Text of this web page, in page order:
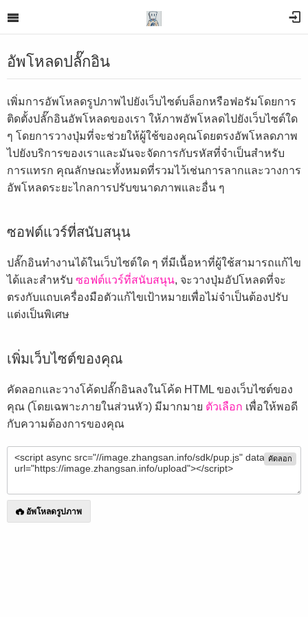
อัพโหลดปลั๊กอิน
เพิ่มการอัพโหลดรูปภาพไปยังเว็บไซต์บล็อกหรือฟอรัมโดยการ
ติดตั้งปลั๊กอินอัพโหลดของเรา ให้ภาพอัพโหลดไปยังเว็บไซต์ใด
ๆ โดยการวางปุ่มที่จะช่วยให้ผู้ใช้ของคุณโดยตรงอัพโหลดภาพ
ไปยังบริการของเราและมันจะจัดการกับรหัสที่จำเป็นสำหรับ
การแทรก คุณลักษณะทั้งหมดที่รวมไว้เช่นการลากและวางการ
อัพโหลดระยะไกลการปรับขนาดภาพและอื่น ๆ
ซอฟต์แวร์ที่สนับสนุน
ปลั๊กอินทำงานได้ในเว็บไซต์ใด ๆ ที่มีเนื้อหาที่ผู้ใช้สามารถแก้ไข
ได้และสำหรับ ซอฟต์แวร์ที่สนับสนุน, จะวางปุ่มอัปโหลดที่จะ
ตรงกับแถบเครื่องมือตัวแก้ไขเป้าหมายเพื่อไม่จำเป็นต้องปรับ
แต่งเป็นพิเศษ
เพิ่มเว็บไซต์ของคุณ
คัดลอกและวางโค้ดปลั๊กอินลงในโค้ด HTML ของเว็บไซต์ของ
คุณ (โดยเฉพาะภายในส่วนหัว) มีมากมาย ตัวเลือก เพื่อให้พอดี
กับความต้องการของคุณ
คัดลอก
อัพโหลดรูปภาพ